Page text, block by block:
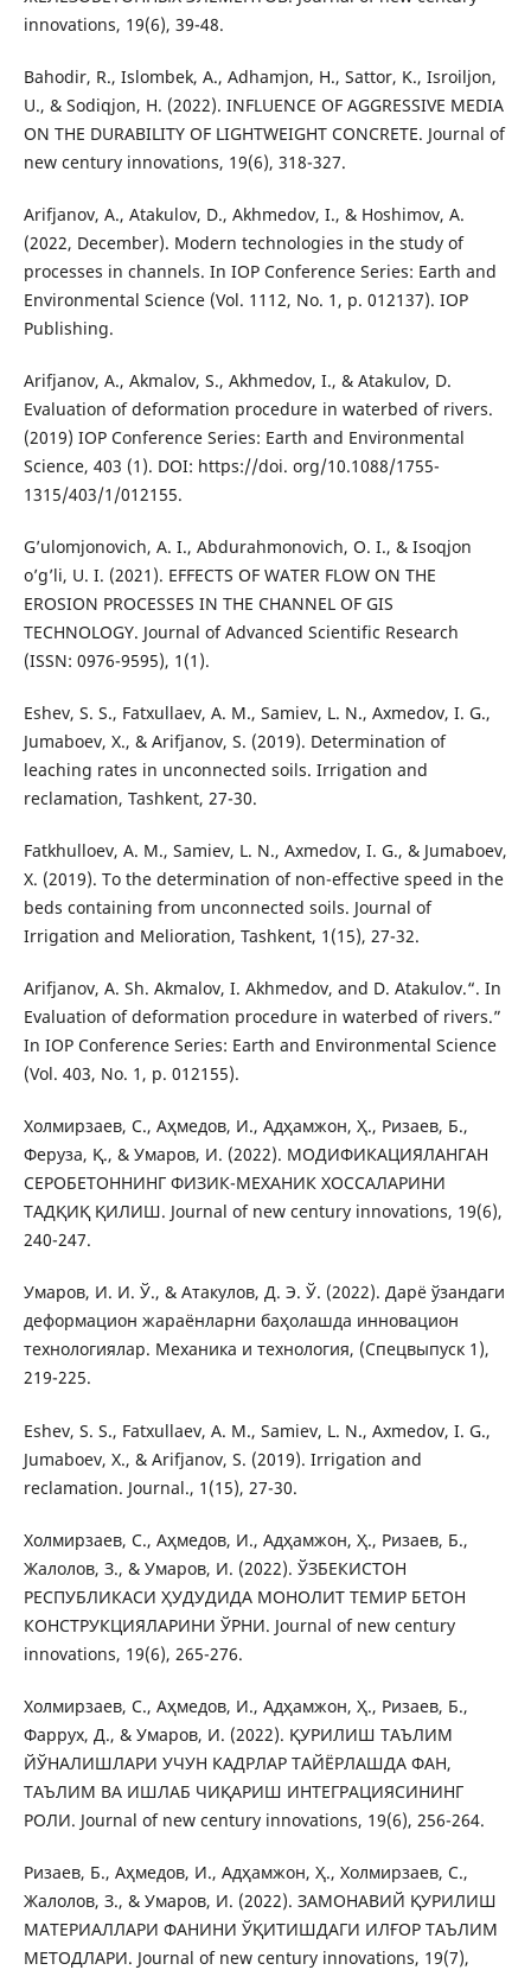
innovations, 19(6), 39-48.
Bahodir, R., Islombek, A., Adhamjon, H., Sattor, K., Isroiljon,
U., & Sodiqjon, H. (2022). INFLUENCE OF AGGRESSIVE MEDIA
ON THE DURABILITY OF LIGHTWEIGHT CONCRETE. Journal of
new century innovations, 19(6), 318-327.
Arifjanov, A., Atakulov, D., Akhmedov, I., & Hoshimov, A.
(2022, December). Modern technologies in the study of
processes in channels. In IOP Conference Series: Earth and
Environmental Science (Vol. 1112, No. 1, p. 012137). IOP
Publishing.
Arifjanov, A., Akmalov, S., Akhmedov, I., & Atakulov, D.
Evaluation of deformation procedure in waterbed of rivers.
(2019) IOP Conference Series: Earth and Environmental
Science, 403 (1). DOI: https://doi. org/10.1088/1755-
1315/403/1/012155.
G’ulomjonovich, A. I., Abdurahmonovich, O. I., & Isoqjon
o’g’li, U. I. (2021). EFFECTS OF WATER FLOW ON THE
EROSION PROCESSES IN THE CHANNEL OF GIS
TECHNOLOGY. Journal of Advanced Scientific Research
(ISSN: 0976-9595), 1(1).
Eshev, S. S., Fatxullaev, A. M., Samiev, L. N., Axmedov, I. G.,
Jumaboev, X., & Arifjanov, S. (2019). Determination of
leaching rates in unconnected soils. Irrigation and
reclamation, Tashkent, 27-30.
Fatkhulloev, A. M., Samiev, L. N., Axmedov, I. G., & Jumaboev,
X. (2019). To the determination of non-effective speed in the
beds containing from unconnected soils. Journal of
Irrigation and Melioration, Tashkent, 1(15), 27-32.
Arifjanov, A. Sh. Akmalov, I. Akhmedov, and D. Atakulov.“. In
Evaluation of deformation procedure in waterbed of rivers.”
In IOP Conference Series: Earth and Environmental Science
(Vol. 403, No. 1, p. 012155).
Холмирзаев, С., Аҳмедов, И., Адҳамжон, Ҳ., Ризаев, Б.,
Феруза, Қ., & Умаров, И. (2022). МОДИФИКАЦИЯЛАНГАН
СЕРОБЕТОННИНГ ФИЗИК-МЕХАНИК ХОССАЛАРИНИ
ТАДҚИҚ ҚИЛИШ. Journal of new century innovations, 19(6),
240-247.
Умаров, И. И. Ў., & Атакулов, Д. Э. Ў. (2022). Дарё ўзандаги
деформацион жараёнларни баҳолашда инновацион
технологиялар. Механика и технология, (Спецвыпуск 1),
219-225.
Eshev, S. S., Fatxullaev, A. M., Samiev, L. N., Axmedov, I. G.,
Jumaboev, X., & Arifjanov, S. (2019). Irrigation and
reclamation. Journal., 1(15), 27-30.
Холмирзаев, С., Аҳмедов, И., Адҳамжон, Ҳ., Ризаев, Б.,
Жалолов, З., & Умаров, И. (2022). ЎЗБЕКИСТОН
РЕСПУБЛИКАСИ ҲУДУДИДА МОНОЛИТ ТЕМИР БЕТОН
КОНСТРУКЦИЯЛАРИНИ ЎРНИ. Journal of new century
innovations, 19(6), 265-276.
Холмирзаев, С., Аҳмедов, И., Адҳамжон, Ҳ., Ризаев, Б.,
Фаррух, Д., & Умаров, И. (2022). ҚУРИЛИШ ТАЪЛИМ
ЙЎНАЛИШЛАРИ УЧУН КАДРЛАР ТАЙЁРЛАШДА ФАН,
ТАЪЛИМ ВА ИШЛАБ ЧИҚАРИШ ИНТЕГРАЦИЯСИНИНГ
РОЛИ. Journal of new century innovations, 19(6), 256-264.
Ризаев, Б., Аҳмедов, И., Адҳамжон, Ҳ., Холмирзаев, С.,
Жалолов, З., & Умаров, И. (2022). ЗАМОНАВИЙ ҚУРИЛИШ
МАТЕРИАЛЛАРИ ФАНИНИ ЎҚИТИШДАГИ ИЛҒОР ТАЪЛИМ
МЕТОДЛАРИ. Journal of new century innovations, 19(7),